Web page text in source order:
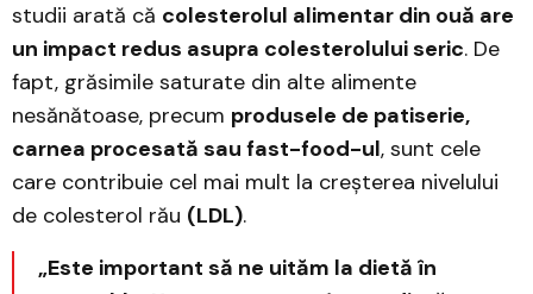
studii arată că colesterolul alimentar din ouă are
un impact redus asupra colesterolului seric. De
fapt, grăsimile saturate din alte alimente
nesănătoase, precum produsele de patiserie,
carnea procesată sau fast-food-ul, sunt cele
care contribuie cel mai mult la creșterea nivelului
de colesterol rău (LDL).
„Este important să ne uităm la dietă în